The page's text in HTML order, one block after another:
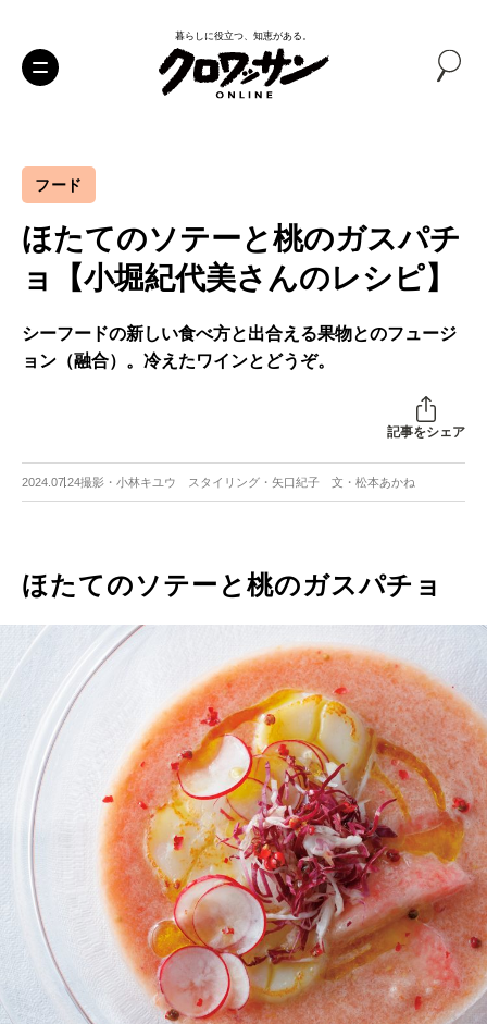
暮らしに役立つ、知恵がある。
フード
ほたてのソテーと桃のガスパチ
ョ【小堀紀代美さんのレシピ】
シーフードの新しい食べ方と出合える果物とのフュージ
ョン（融合）。冷えたワインとどうぞ。
記事をシェア
2024.07.24撮影・小林キユウ スタイリング・矢口紀子 文・松本あかね
ほたてのソテーと桃のガスパチョ